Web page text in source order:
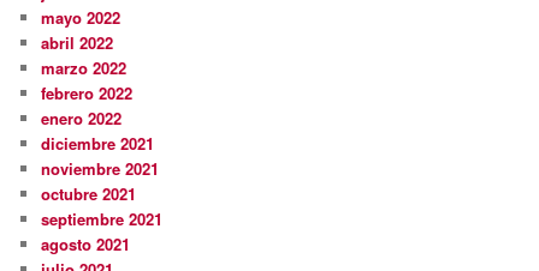
mayo 2022
abril 2022
marzo 2022
febrero 2022
enero 2022
diciembre 2021
noviembre 2021
octubre 2021
septiembre 2021
agosto 2021